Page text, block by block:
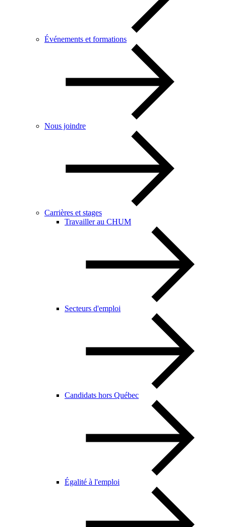
Événements et formations
Nous joindre
Carrières et stages
Travailler au CHUM
Secteurs d'emploi
Candidats hors Québec
Égalité à l'emploi